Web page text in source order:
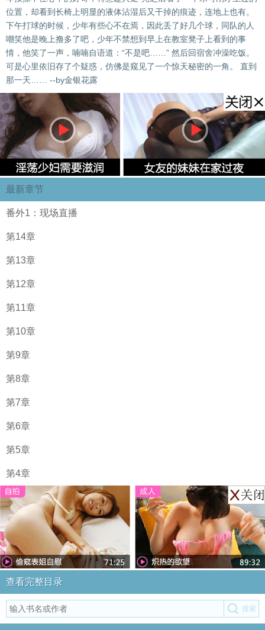
位置，却看到长椅上明显的液体沾湿后又干掉的痕迹，连地上也有。
下午打球的时候，少年有些心不在焉，因此丢了好几个球，同队的人
嘲笑他是晚上撸多了吧，少年不禁想到早上在教室凳子上看到的事
情，他笑了一声，喃喃自语道：“不是吧……” 然后回宿舍冲澡吃饭。
可是心里依旧存了个疑惑，仿佛是窥见了一个惊天秘密的一角。 直到
那一天…… --by金银花露
最新章节
番外1：现场直播
第14章
第13章
第12章
第11章
第10章
第9章
第8章
第7章
第6章
第5章
第4章
查看完整目录